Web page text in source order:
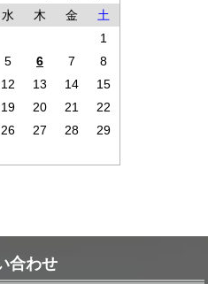
水 木 金
土
1
5 6 7
8
12 13 14
15
19 20 21
22
26 27 28
29
合わせ